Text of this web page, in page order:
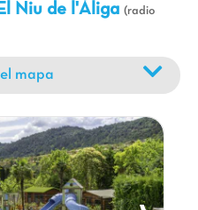
Niu de l'Àliga (radio
mapa